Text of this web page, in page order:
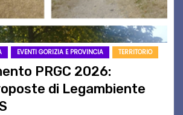
EVENTI GORIZIA E PROVINCIA TERRITORIO
PRGC 2026:
di Legambiente